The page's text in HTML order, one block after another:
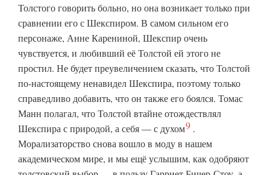
Толстого говорить больно, но она возникает только при
сравнении его с Шекспиром. В самом сильном его
персонаже, Анне Карениной, Шекспир очень
чувствуется, и любивший её Толстой ей этого не
простил. Не будет преувеличением сказать, что Толстой
по-настоящему ненавидел Шекспира, поэтому только
справедливо добавить, что он также его боялся. Томас
Манн полагал, что Толстой втайне отождествлял
Шекспира с природой, а себя — с духом9 .
Морализаторство снова вошло в моду в нашем
академическом мире, и мы ещё услышим, как одобряют